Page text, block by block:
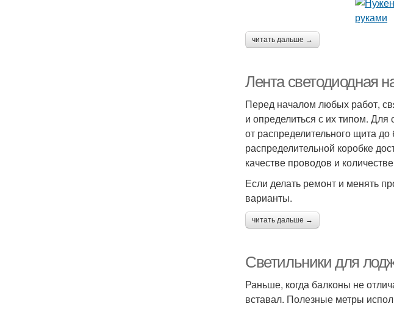
читать дальше →
Лента светодиодная
Перед началом любых работ,
и определиться с их типом.
от распределительного щита
распределительной коробке
качестве проводов и
Если делать ремонт и менять
варианты.
читать дальше →
Светильники для
Раньше, когда балконы не
вставал. Полезные метры